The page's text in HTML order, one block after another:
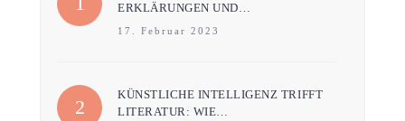
ERKLÄRUNGEN UND…
17. Februar 2023
KÜNSTLICHE INTELLIGENZ TRIFFT
LITERATUR: WIE…